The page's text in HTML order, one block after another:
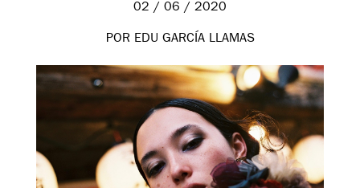
02 / 06 / 2020
POR EDU GARCÍA LLAMAS